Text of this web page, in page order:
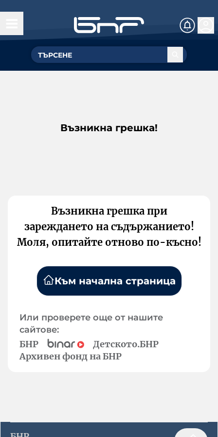
Възникна грешка!
Възникна грешка при
зареждането на съдържанието!
Моля, опитайте отново по-късно!
Към начална страница
Или проверете още от нашите
сайтове:
БНР
Детското.БНР
Архивен фонд на БНР